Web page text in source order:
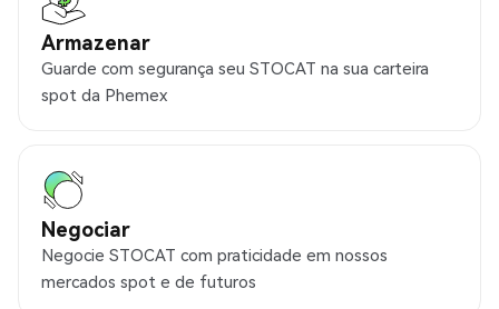
Armazenar
Guarde com segurança seu STOCAT na sua carteira
spot da Phemex
Negociar
Negocie STOCAT com praticidade em nossos
mercados spot e de futuros